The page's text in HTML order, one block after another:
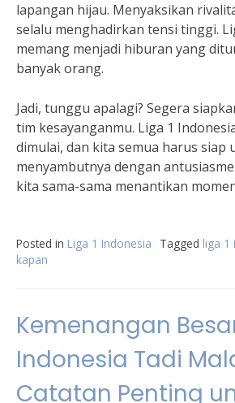
lapangan hijau. Menyaksikan
selalu menghadirkan tensi tinggi.
memang menjadi hiburan yang
banyak orang.
Jadi, tunggu apalagi? Segera
tim kesayanganmu. Liga 1
dimulai, dan kita semua harus siap
menyambutnya dengan
kita sama-sama menantikan
Posted in Liga 1 Indonesia Tagged liga 1
kapan
Kemenangan
Indonesia Tadi
Catatan Penting